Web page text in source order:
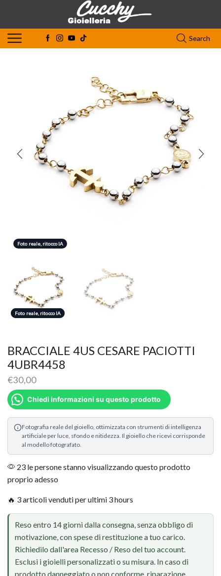
Search
Foto reale, ritocco IA
Foto reale, ritocco IA
Foto reale, ritocco IA
BRACCIALE 4US CESARE PACIOTTI
4UBR4458
€30,00
Chiedi informazioni su questo prodotto
Fotografia reale del gioiello, ottimizzata con strumenti di intelligenza
artificiale per luce, sfondo e nitidezza. Il gioiello che ricevi corrisponde
al modello fotografato.
23 le persone stanno visualizzando questo prodotto
proprio adesso
🔥 3 articoli venduti per ultimi 3 hours
Reso entro 14 giorni dalla consegna, senza obbligo di
motivazione, con spese di restituzione a tuo carico.
Richiedilo dall'area Recesso / Reso del tuo account.
Esclusi i gioielli personalizzati o su misura. In caso di
prodotto danneggiato o non conforme, riparazione,